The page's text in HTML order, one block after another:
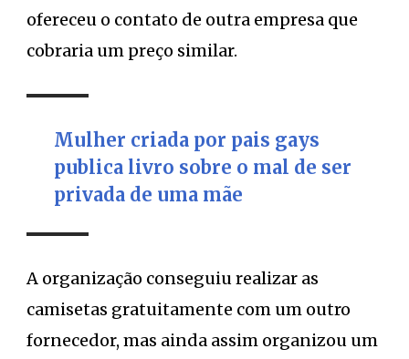
ofereceu o contato de outra empresa que
cobraria um preço similar.
Mulher criada por pais gays
publica livro sobre o mal de ser
privada de uma mãe
A organização conseguiu realizar as
camisetas gratuitamente com um outro
fornecedor, mas ainda assim organizou um